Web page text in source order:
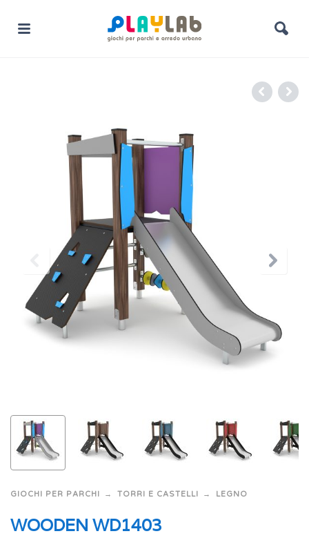
GIOCHI PER PARCHI TORRI E CASTELLI LEGNO
WOODEN WD1403